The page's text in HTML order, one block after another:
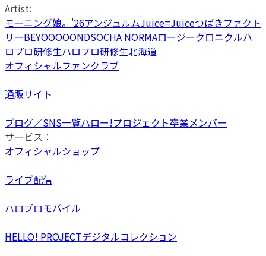
Artist:
モーニング娘。'26アンジュルムJuice=Juiceつばきファクト
リーBEYOOOOONDSOCHA NORMAロージークロニクルハ
ロプロ研修生ハロプロ研修生北海道
オフィシャルファンクラブ
通販サイト
ブログ／SNS一覧ハロー!プロジェクト卒業メンバー
サービス：
オフィシャルショップ
ライブ配信
ハロプロモバイル
HELLO! PROJECTデジタルコレクション